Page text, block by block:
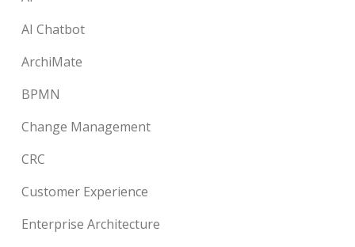
AI Chatbot
ArchiMate
BPMN
Change Management
CRC
Customer Experience
Enterprise Architecture